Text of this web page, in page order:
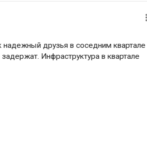
надежный друзья в соседним квартале
Инфраструктура в квартале